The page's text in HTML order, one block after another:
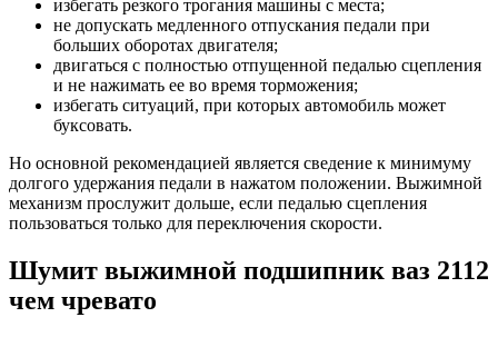
избегать резкого трогания машины с места;
не допускать медленного отпускания педали при
больших оборотах двигателя;
двигаться с полностью отпущенной педалью сцепления
и не нажимать ее во время торможения;
избегать ситуаций, при которых автомобиль может
буксовать.
Но основной рекомендацией является сведение к минимуму
долгого удержания педали в нажатом положении. Выжимной
механизм прослужит дольше, если педалью сцепления
пользоваться только для переключения скорости.
Шумит выжимной подшипник ваз 2112
чем чревато